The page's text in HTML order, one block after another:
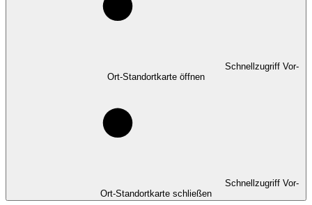
Schnellzugriff Vor-
Ort-Standortkarte öffnen
Schnellzugriff Vor-
Ort-Standortkarte schließen